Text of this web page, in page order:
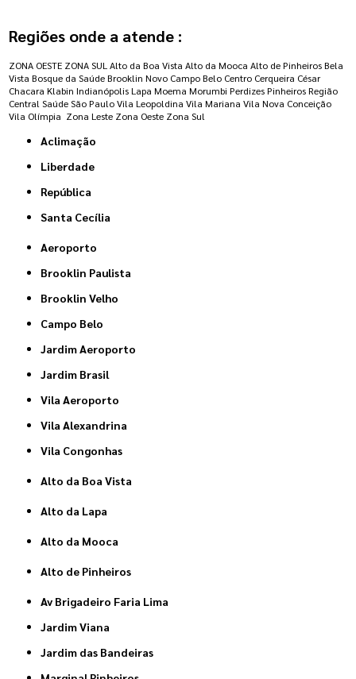
Regiões onde a atende :
ZONA OESTE ZONA SUL Alto da Boa Vista Alto da Mooca Alto de Pinheiros Bela
Vista Bosque da Saúde Brooklin Novo Campo Belo Centro Cerqueira César
Chacara Klabin Indianópolis Lapa Moema Morumbi Perdizes Pinheiros Região
Central Saúde São Paulo Vila Leopoldina Vila Mariana Vila Nova Conceição
Vila Olímpia Zona Leste Zona Oeste Zona Sul
Aclimação
Liberdade
República
Santa Cecília
Aeroporto
Brooklin Paulista
Brooklin Velho
Campo Belo
Jardim Aeroporto
Jardim Brasil
Vila Aeroporto
Vila Alexandrina
Vila Congonhas
Alto da Boa Vista
Alto da Lapa
Alto da Mooca
Alto de Pinheiros
Av Brigadeiro Faria Lima
Jardim Viana
Jardim das Bandeiras